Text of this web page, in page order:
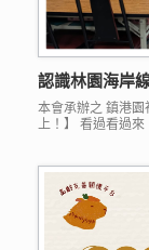
認識林園海岸
本會承辦之 鎮港
上！】 看過看過